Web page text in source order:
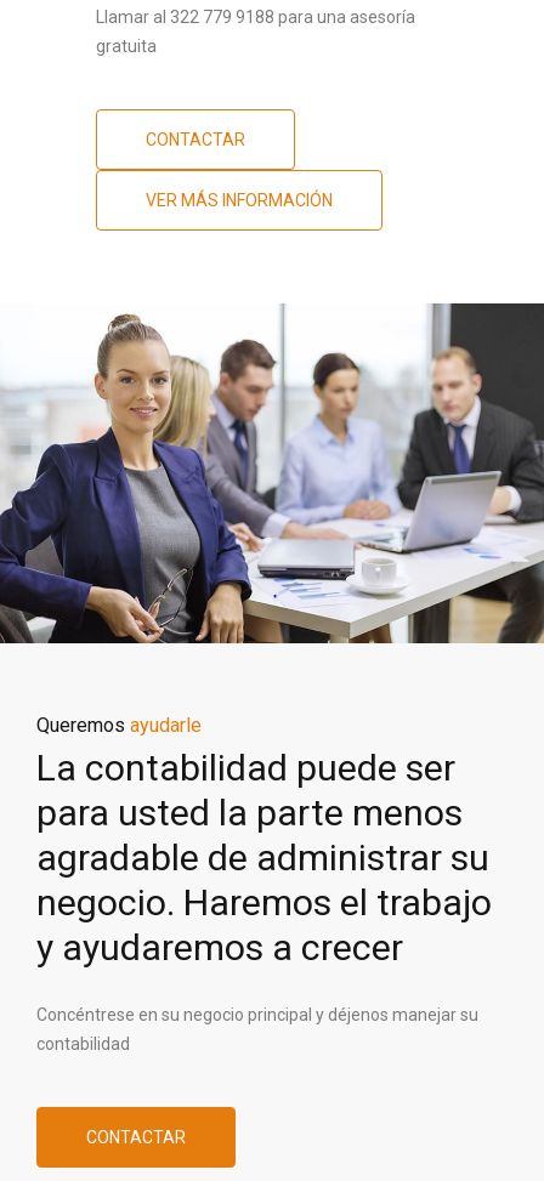
Llamar al 322 779 9188 para una asesoría
gratuita
CONTACTAR
VER MÁS INFORMACIÓN
Queremos ayudarle
La contabilidad puede ser
para usted la parte menos
agradable de administrar su
negocio. Haremos el trabajo
y ayudaremos a crecer
Concéntrese en su negocio principal y déjenos manejar su
contabilidad
CONTACTAR